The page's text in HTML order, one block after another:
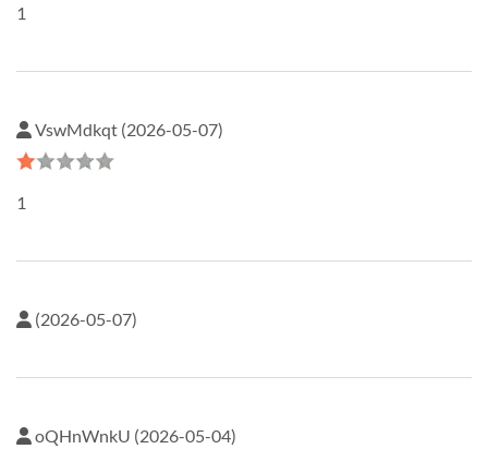
1
VswMdkqt (2026-05-07)
1
(2026-05-07)
oQHnWnkU (2026-05-04)